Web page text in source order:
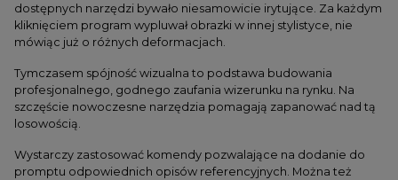
dostępnych narzędzi bywało niesamowicie irytujące. Za każdym
kliknięciem program wypluwał obrazki w innej stylistyce, nie
mówiąc już o różnych deformacjach.
Tymczasem spójność wizualna to podstawa budowania
profesjonalnego, godnego zaufania wizerunku na rynku. Na
szczęście nowoczesne narzędzia pomagają zapanować nad tą
losowością.
Wystarczy zastosować komendy pozwalające na dodanie do
promptu odpowiednich opisów referencyjnych. Można też